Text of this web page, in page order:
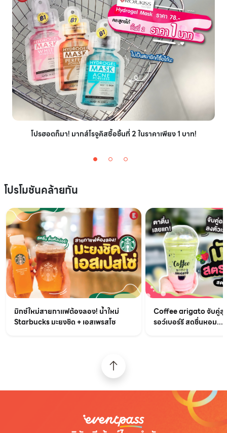
โปรฮอตก็มา! มากส์โรจูคิสซื้อชิ้นที่ 2 ในราคาเพียง 1 บาท!
โปรโมชันคล้ายกัน
มิกซ์ใหม่สายกาแฟต้องลอง! น้ำใหม่
Starbucks มะยงชิด + เอสเพรสโซ
Coffee arigato จับคู่สุ
รอว์เบอร์รี สดชื่นหอม...